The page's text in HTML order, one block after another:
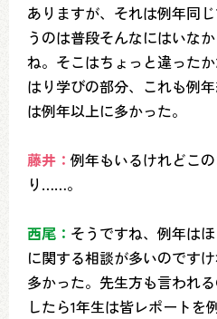
ありますが、それは例年同
うのは普段そんなにはいな
ね。そこはちょっと違った
はり学びの部分、これも例
は例年以上に多かった。
藤井： 例年もいるけれどこ
り……。
西尾： そうですね、例年は
に関する相談が多いのです
多かった。先生方も言われ
したら1年生は皆レポートを